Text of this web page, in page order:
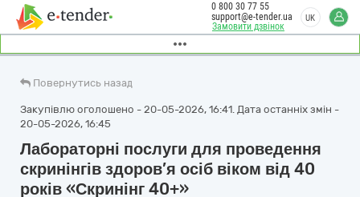
Замовити дзвінок
0 800 30 77 55
support@e-tender.ua
UK
Повернутись назад
Закупівлю оголошено - 20-05-2026, 16:41. Дата останніх змін -
20-05-2026, 16:45
Лабораторні послуги для проведення
скринінгів здоров’я осіб віком від 40
років «Скринінг 40+»